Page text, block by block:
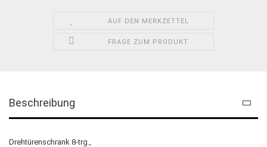
AUF DEN MERKZETTEL
FRAGE ZUM PRODUKT
Beschreibung
Drehtürenschrank 8-trg.,